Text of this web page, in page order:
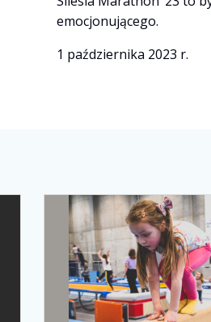
emocjonującego.
1 października 2023 r.